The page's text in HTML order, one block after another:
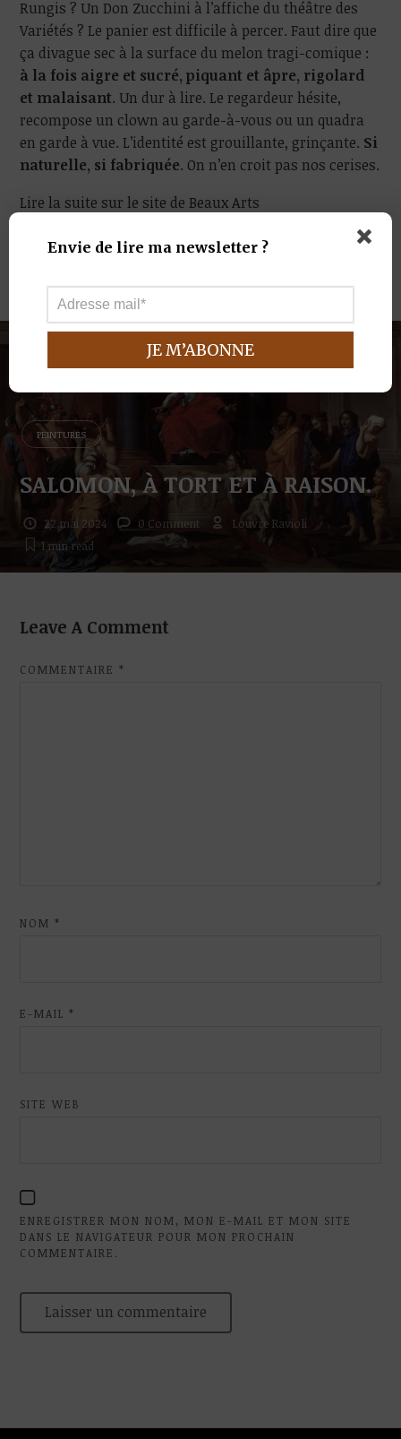
Rungis ? Un Don Zucchini à l’affiche du théâtre des
Variétés ? Le panier est difficile à percer. Faut dire que
ça divague sec à la surface du melon tragi-comique :
à la fois aigre et sucré, piquant et âpre, rigolard
et malaisant. Un dur à lire. Le regardeur hésite,
recompose un clown au garde-à-vous ou un quadra
en garde à vue. L’identité est grouillante, grinçante. Si
naturelle, si fabriquée. On n’en croit pas nos cerises.
Lire la suite sur le site de Beaux Arts
PEINTURES
SALOMON, À TORT ET À RAISON.
22 mai 2024 0 Comment
Louvre Ravioli
1 minread
Leave A Comment
COMMENTAIRE*
NOM*
E-MAIL*
SITE WEB
ENREGISTRER MON NOM, MON E-MAIL ET MON SITE
DANS LE NAVIGATEUR POUR MON PROCHAIN
COMMENTAIRE.
Envie de lire ma newsletter ?